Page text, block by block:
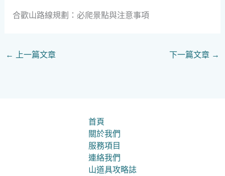
合歡山路線規劃：必爬景點與注意事項
← 上一篇文章 下一篇文章 →
首頁
關於我們
服務項目
連絡我們
山道具攻略誌